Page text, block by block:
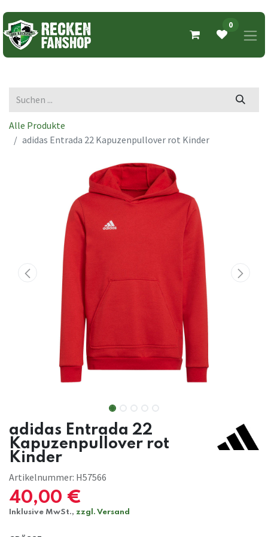
0
Alle Produkte
adidas Entrada 22 Kapuzenpullover rot Kinder
adidas Entrada 22
Kapuzenpullover rot
Kinder
Artikelnummer: H57566
40,00 €
Inklusive MwSt., zzgl. Versand